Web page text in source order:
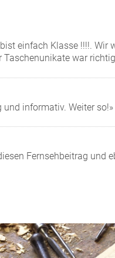
einfach Klasse !!!!.
war
informativ. Weiter so!»
Fernsehbeitrag und